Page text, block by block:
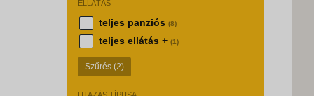
ELLÁTÁS
teljes panziós (8)
teljes ellátás + (1)
Szűrés (2)